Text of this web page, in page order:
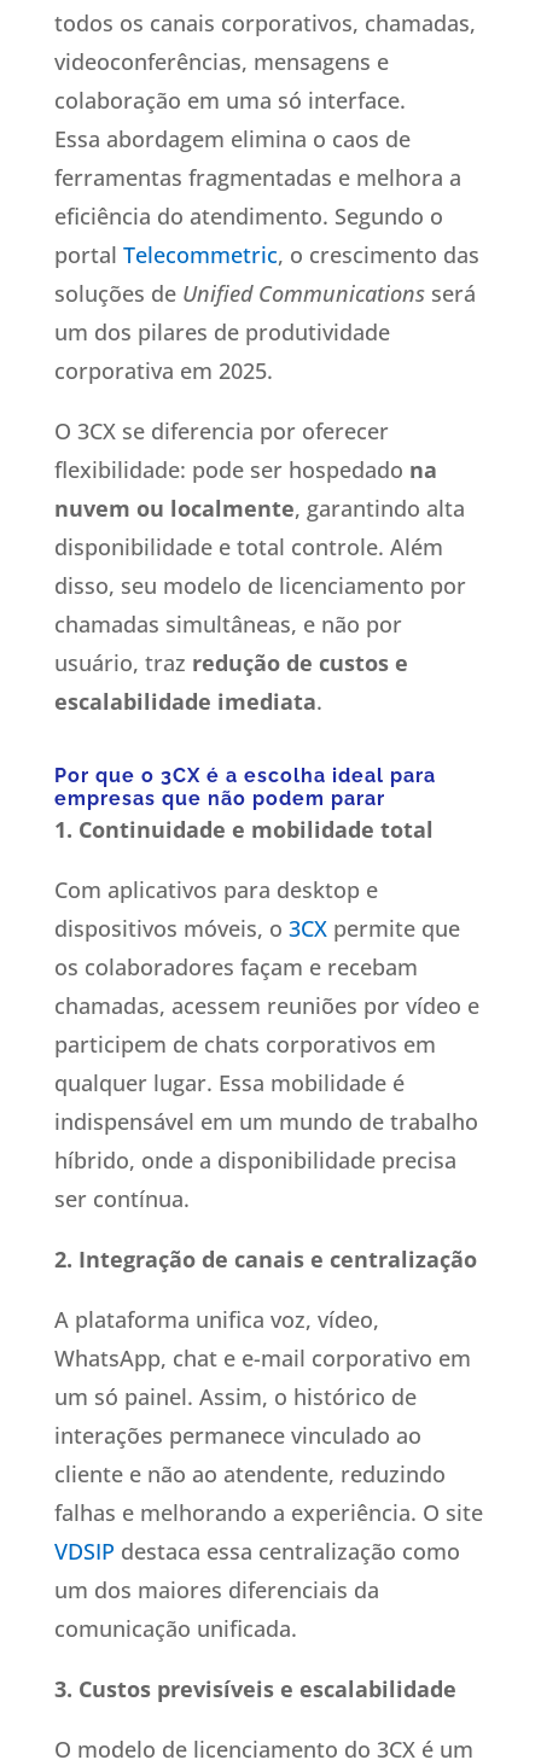
todos os canais corporativos, chamadas,
videoconferências, mensagens e
colaboração em uma só interface.
Essa abordagem elimina o caos de
ferramentas fragmentadas e melhora a
eficiência do atendimento. Segundo o
portal Telecommetric, o crescimento das
soluções de Unified Communicationsserá
um dos pilares de produtividade
corporativa em 2025.
O 3CX se diferencia por oferecer
flexibilidade: pode ser hospedado na
nuvem ou localmente, garantindo alta
disponibilidade e total controle. Além
disso, seu modelo de licenciamento por
chamadas simultâneas, e não por
usuário, traz redução de custos e
escalabilidade imediata.
Por que o 3CX é a escolha ideal para
empresas que não podem parar
1. Continuidade e mobilidade total
Com aplicativos para desktop e
dispositivos móveis, o 3CXpermite que
os colaboradores façam e recebam
chamadas, acessem reuniões por vídeo e
participem de chats corporativos em
qualquer lugar. Essa mobilidade é
indispensável em um mundo de trabalho
híbrido, onde a disponibilidade precisa
ser contínua.
2. Integração de canais e centralização
A plataforma unifica voz, vídeo,
WhatsApp, chat e e-mail corporativo em
um só painel. Assim, o histórico de
interações permanece vinculado ao
cliente e não ao atendente, reduzindo
falhas e melhorando a experiência. O site
VDSIP destaca essa centralização como
um dos maiores diferenciais da
comunicação unificada.
3. Custos previsíveis e escalabilidade
O modelo de licenciamento do 3CX é um